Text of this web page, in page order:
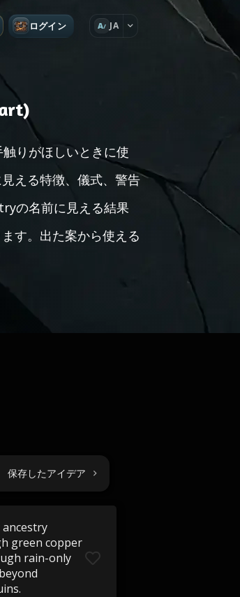
ログイン A JA
りがほしいときに使
える特徴、儀式、警告
の名前に見える結果
す。出た案から使える
保存したアイデア
green copper
rain-only